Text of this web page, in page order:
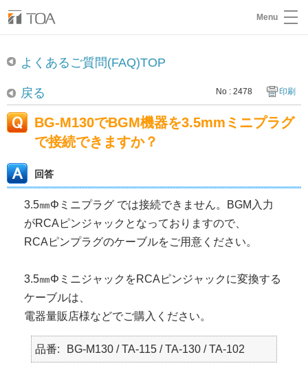
Menu
よくあるご質問(FAQ)TOP
戻る No : 2478 印刷
BG-M130でBGM機器を3.5mmミニプラグ
で接続できますか？
回答
3.5㎜Φミニプラグ では接続できません。BGM入力
がRCAピンジャックとなっておりますので、
RCAピンプラグのケーブルをご用意ください。
3.5㎜ΦミニジャックをRCAピンジャックに変換する
ケーブルは、
電器量販店様などでご購入ください。
品番 BG-M130 / TA-115 / TA-130 / TA-102